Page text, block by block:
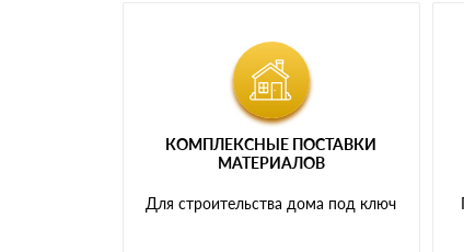
КОМПЛЕКСНЫЕ ПОСТАВКИ
МАТЕРИАЛОВ
Для строительства дома под ключ